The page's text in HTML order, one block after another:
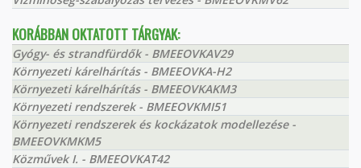
KORÁBBAN OKTATOTT TÁRGYAK:
Gyógy- és strandfürdők - BMEEOVKAV29
Környezeti kárelhárítás - BMEEOVKA-H2
Környezeti kárelhárítás - BMEEOVKAKM3
Környezeti rendszerek - BMEEOVKMI51
Környezeti rendszerek és kockázatok modellezése -
BMEEOVKMKM5
Közművek I. - BMEEOVKAT42